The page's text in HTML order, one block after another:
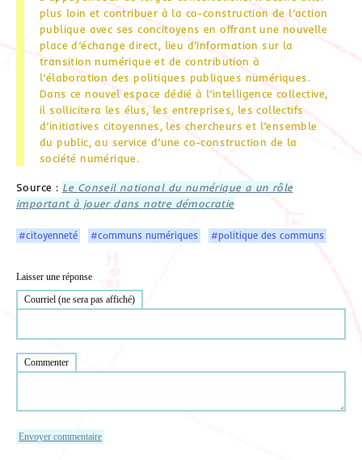
plus loin et contribuer à la co-construction de l’action
publique avec ses concitoyens en offrant une nouvelle
place d’échange direct, lieu d’information sur la
transition numérique et de contribution à
l’élaboration des politiques publiques numériques.
Dans ce nouvel espace dédié à l’intelligence collective,
il sollicitera les élus, les entreprises, les collectifs
d’initiatives citoyennes, les chercheurs et l’ensemble
du public, au service d’une co-construction de la
société numérique.
Source : Le Conseil national du numérique a un rôle
important à jouer dans notre démocratie
#citoyenneté #communs numériques #politique des communs
Laisser une réponse
Courriel (ne sera pas affiché)
Commenter